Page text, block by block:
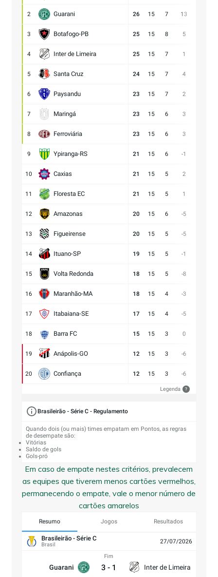
2 Guarani 26 15 7 13
3 Botafogo-PB 25 15 8 5
4 Inter de Limeira 25 15 7 1
5 Santa Cruz 24 15 7 4
6 Paysandu 23 15 7 2
7 Maringá 23 15 6 3
8 Ferroviária 23 15 6 3
9 Ypiranga-RS 21 15 6 -1
10 Caxias 21 15 5 2
11 Floresta EC 21 15 5 1
12 Amazonas 20 15 6 -5
13 Figueirense 20 15 5 -5
14 Ituano-SP 19 15 5 -1
15 Volta Redonda 18 15 5 -8
16 Maranhão-MA 18 15 4 -3
17 Itabaiana-SE 17 15 4 -5
18 Barra FC 15 15 3 0
19 Anápolis-GO 12 15 3 -6
20 Confiança 12 15 3 -6
Legenda ?
Brasileirão - Série C - Regulamento
Quando dois (ou mais) times empatam em Pontos, as regras
de desempate são:
Vitórias
Saldo de gols
Gols-pró
Em caso de empate nestes critérios, prevalecem
as equipes que tiverem menos cartões vermelhos,
permanecendo o empate, vale o menor número de
cartões amarelos
Resumo Jogos Resultados
Brasileirão - Série C
Brasil 27/07/2026
Guarani
Fim
3 - 1 Inter de Limeira